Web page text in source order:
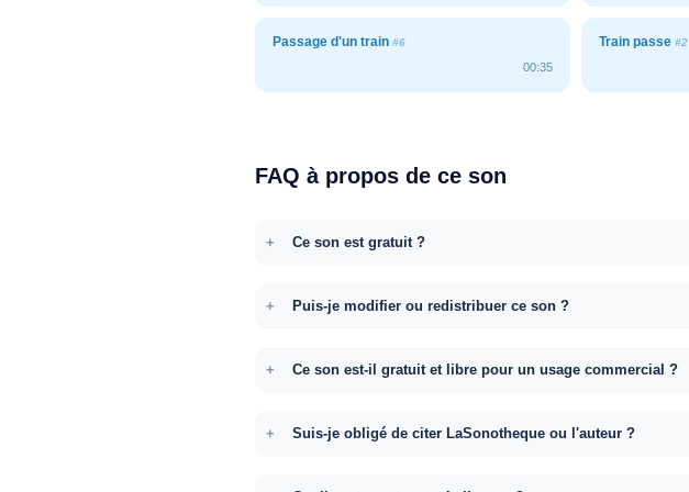
Passage d'un train #6
00:35
Train passe #2
FAQ à propos de ce son
Ce son est gratuit ?
Puis-je modifier ou redistribuer ce son ?
Ce son est-il gratuit et libre pour un usage commercial ?
Suis-je obligé de citer LaSonotheque ou l'auteur ?